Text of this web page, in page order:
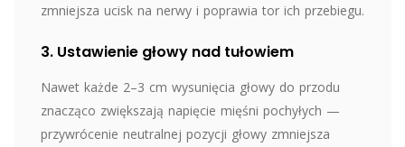
zmniejsza ucisk na nerwy i poprawia tor ich przebiegu.
3. Ustawienie głowy nad tułowiem
Nawet każde 2–3 cm wysunięcia głowy do przodu
znacząco zwiększają napięcie mięśni pochyłych —
przywrócenie neutralnej pozycji głowy zmniejsza